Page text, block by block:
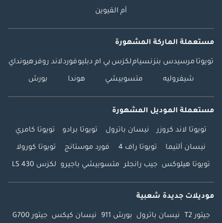
أم القيوين
مستعملة الماركة المشهورة
تويوتا مرسيدس بنزنسياملكزس بي ام دبليوفوردلاند روفرهيونداي
شيفروليه متسوبيشي هوندا بورش
مستعملة الموديل المشهورة
تويوتا لاند كروزر نيسان باترول تويوتا برادو تويوتا كامري
نيسان ألتيما تويوتا راف 4 فورد موستانج تويوتا كورولا
تويوتا هيلوكس جيب رانجلر متسوبيشي باجيرو لكزس LS 430
موديلات جديدة شعبية
جيتور T2 نيسان باترول بورش 911 نيسان كيكس جيتور G700